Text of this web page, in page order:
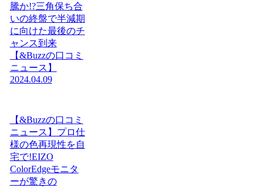
騰か!?三角保ち合
いの終盤で半減期
に向けた最後のチ
ャンス到来
【&Buzzの口コミ
ニュース】
2024.04.09
【&Buzzの口コミ
ニュース】プロ仕
様の色再現性を自
宅で!EIZO
ColorEdgeモニタ
ーが驚きの